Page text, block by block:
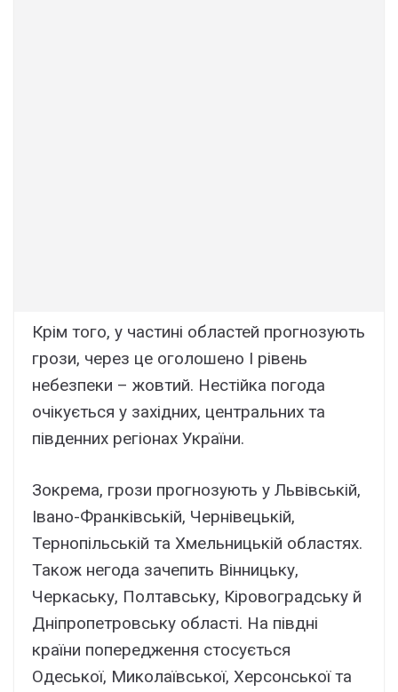
Крім того, у частині областей прогнозують
грози, через це оголошено І рівень
небезпеки – жовтий. Нестійка погода
очікується у західних, центральних та
південних регіонах України.
Зокрема, грози прогнозують у Львівській,
Івано-Франківській, Чернівецькій,
Тернопільській та Хмельницькій областях.
Також негода зачепить Вінницьку,
Черкаську, Полтавську, Кіровоградську й
Дніпропетровську області. На півдні
країни попередження стосується
Одеської, Миколаївської, Херсонської та